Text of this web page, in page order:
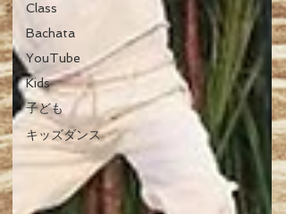
Class
Bachata
YouTube
Kids
子ども
キッズダンス